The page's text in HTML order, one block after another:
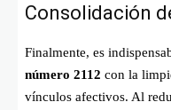
Consolidación
Finalmente, es
número 2112 con la
vínculos afectivos. Al